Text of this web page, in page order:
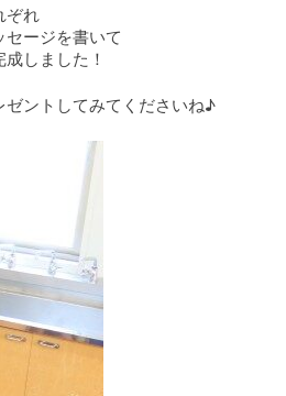
ぞれ
ージを書いて
しました！
ントしてみてくださいね♪